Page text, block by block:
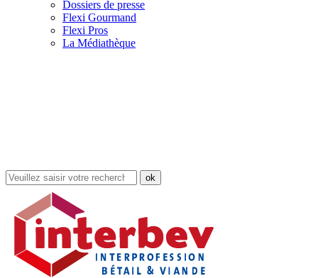
Dossiers de presse
Flexi Gourmand
Flexi Pros
La Médiathèque
Rechercher
dans
site